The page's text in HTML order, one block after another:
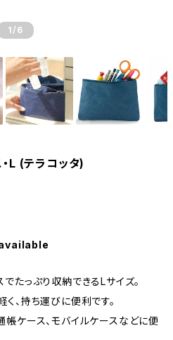
1 /6
・L (テラコッタ)
たっぷり収納できるLサイズ。
、持ち運びに便利です。
帳ケース、モバイルケースなどに便